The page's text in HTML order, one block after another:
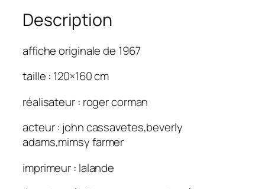
Description
affiche originale de 1967
taille : 120×160 cm
réalisateur : roger corman
acteur : john cassavetes,beverly
adams,mimsy farmer
imprimeur : lalande